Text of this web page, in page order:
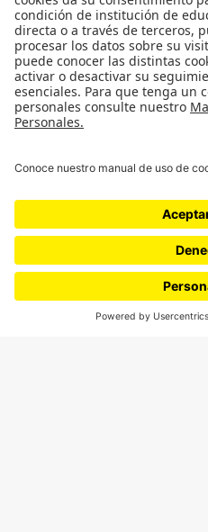
SÍGUENOS
¿Quieres escribir en 070?
CONTÁCTANOS
NEWSLETTER